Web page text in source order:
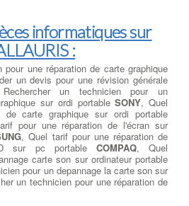
informatiques sur
:
pour une réparation de carte graphique
un devis pour une révision générale
un technicien pour un
sur ordi portableSONY, Quel
de carte graphique sur ordi portable
pour une réparation de l'écran sur
, Quel tarif pour une réparation de
sur pc portable COMPAQ, Quel
carte son sur ordinateur portable
pour un depannage la carte son sur
un technicien pour une réparation de